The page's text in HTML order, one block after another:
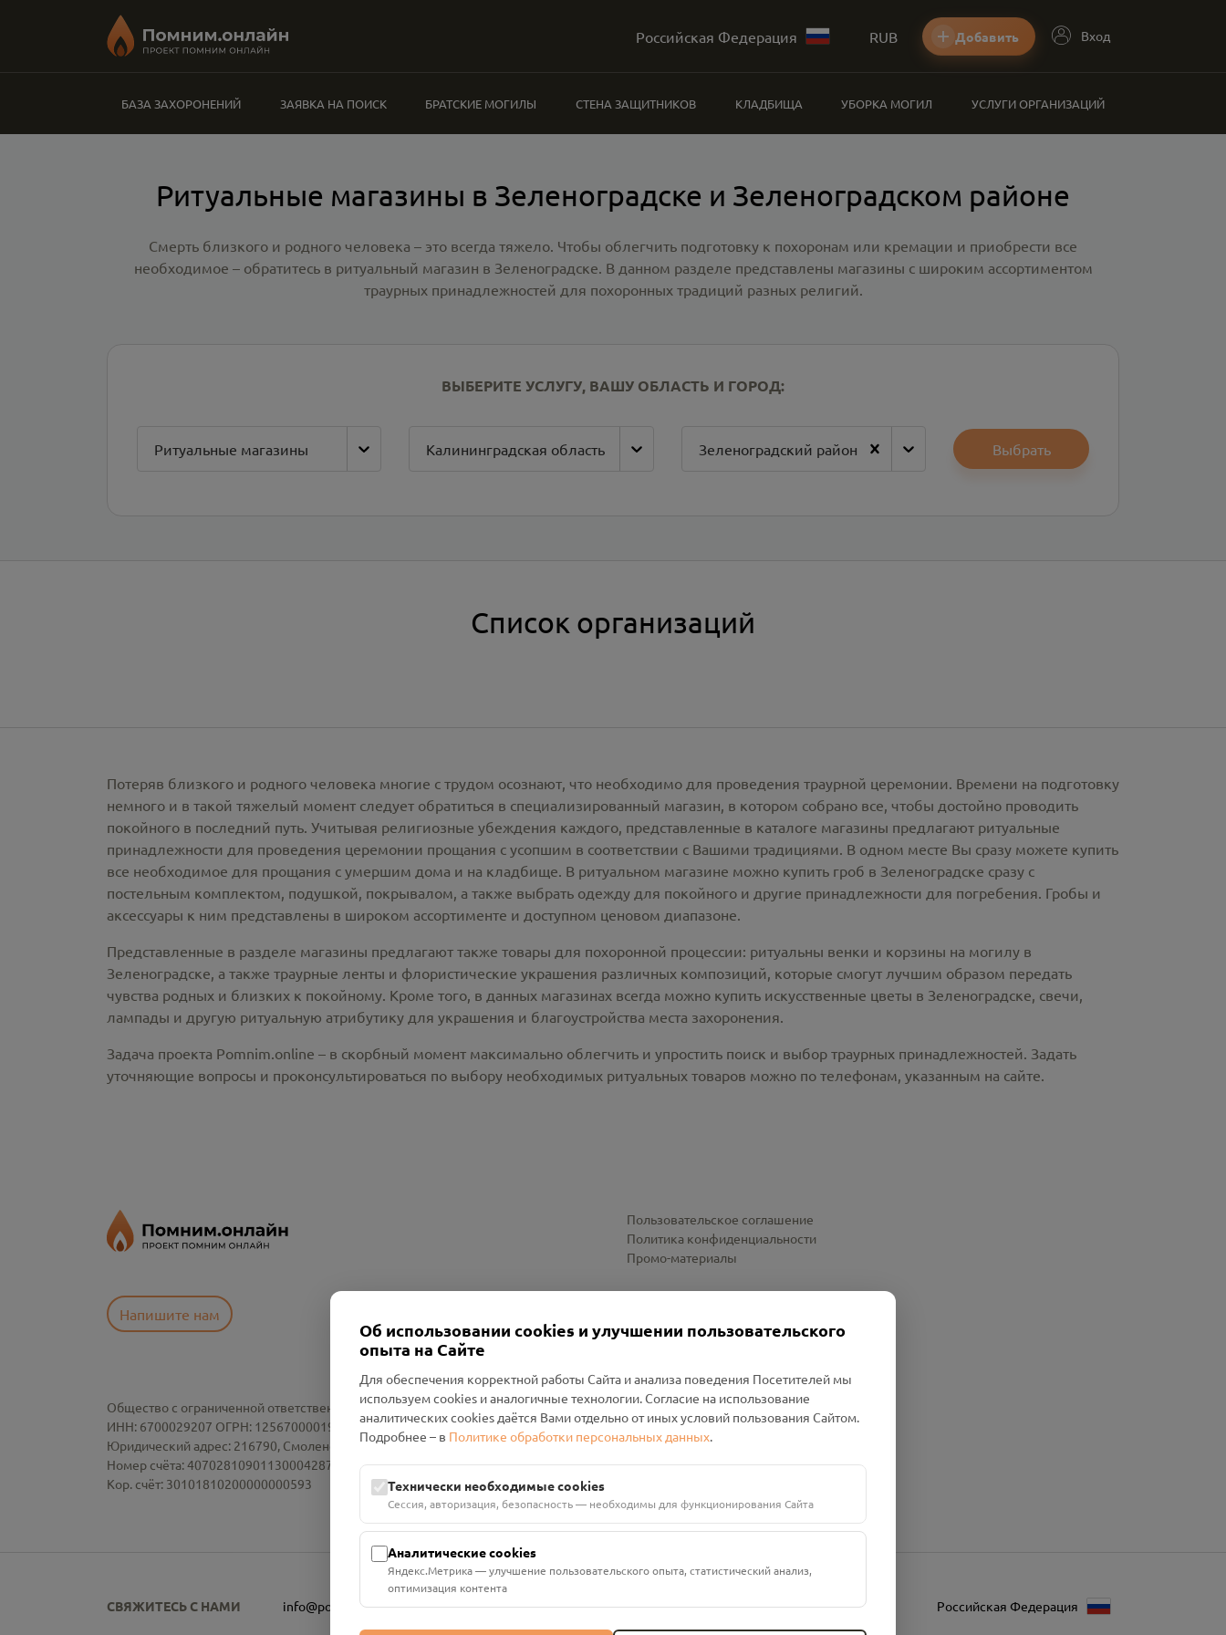
Российская Федерация RUB Добавить Вход
БАЗА ЗАХОРОНЕНИЙ ЗАЯВКА НА ПОИСК БРАТСКИЕ МОГИЛЫ СТЕНА ЗАЩИТНИКОВ КЛАДБИЩА УБОРКА МОГИЛ УСЛУГИ ОРГАНИЗАЦИЙ
Ритуальные магазины в Зеленоградске и Зеленоградском районе
Смерть близкого и родного человека – это всегда тяжело. Чтобы облегчить подготовку к похоронам или кремации и приобрести все
необходимое – обратитесь в ритуальный магазин в Зеленоградске. В данном разделе представлены магазины с широким ассортиментом
траурных принадлежностей для похоронных традиций разных религий.
ВЫБЕРИТЕ УСЛУГУ, ВАШУ ОБЛАСТЬ И ГОРОД:
Ритуальные магазины Калининградская область Зеленоградский район Выбрать
Список организаций
Потеряв близкого и родного человека многие с трудом осознают, что необходимо для проведения траурной церемонии. Времени на подготовку
немного и в такой тяжелый момент следует обратиться в специализированный магазин, в котором собрано все, чтобы достойно проводить
покойного в последний путь. Учитывая религиозные убеждения каждого, представленные в каталоге магазины предлагают ритуальные
принадлежности для проведения церемонии прощания с усопшим в соответствии с Вашими традициями. В одном месте Вы сразу можете купить
все необходимое для прощания с умершим дома и на кладбище. В ритуальном магазине можно купить гроб в Зеленоградске сразу с
постельным комплектом, подушкой, покрывалом, а также выбрать одежду для покойного и другие принадлежности для погребения. Гробы и
аксессуары к ним представлены в широком ассортименте и доступном ценовом диапазоне.
Представленные в разделе магазины предлагают также товары для похоронной процессии: ритуальны венки и корзины на могилу в
Зеленоградске, а также траурные ленты и флористические украшения различных композиций, которые смогут лучшим образом передать
чувства родных и близких к покойному. Кроме того, в данных магазинах всегда можно купить искусственные цветы в Зеленоградске, свечи,
лампады и другую ритуальную атрибутику для украшения и благоустройства места захоронения.
Задача проекта Pomnim.online – в скорбный момент максимально облегчить и упростить поиск и выбор траурных принадлежностей. Задать
уточняющие вопросы и проконсультироваться по выбору необходимых ритуальных товаров можно по телефонам, указанным на сайте.
Напишите нам
Пользовательское соглашение
Политика конфиденциальности
Промо-материалы
Общество с ограниченной ответственностью «Смоленский Проект Помним»
ИНН: 6700029207 ОГРН: 1256700001986
Юридический адрес: 216790, Смоленская область, р-н Руднянский, г. Рудня, улица Западная, д. 26А, пом. 18
Номер счёта: 40702810901130004287 в АО "АЛЬФА-БАНК"
Кор. счёт: 30101810200000000593
СВЯЖИТЕСЬ С НАМИ info@pomnim.online Российская Федерация
Об использовании cookies и улучшении пользовательского
опыта на Сайте
Для обеспечения корректной работы Сайта и анализа поведения Посетителей мы
используем cookies и аналогичные технологии. Согласие на использование
аналитических cookies даётся Вами отдельно от иных условий пользования Сайтом.
Подробнее – в Политике обработки персональных данных.
Технически необходимые cookies
Сессия, авторизация, безопасность — необходимы для функционирования Сайта
Аналитические cookies
Яндекс.Метрика — улучшение пользовательского опыта, статистический анализ,
оптимизация контента